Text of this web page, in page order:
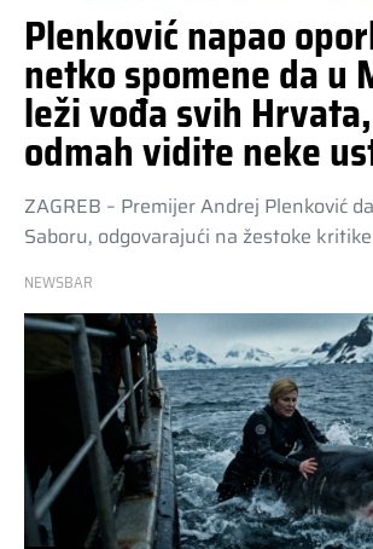
Plenković napao
netko spomene da u
leži vođa svih
odmah vidite neke
ZAGREB – Premijer Andrej Plenković
Saboru, odgovarajući na žestoke
NEWSBAR